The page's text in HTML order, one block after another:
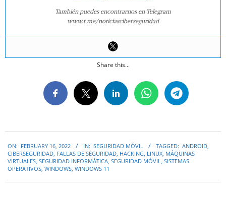
También puedes encontrarnos en Telegram
www.t.me/noticiasciberseguridad
Share this...
02-
16
ON: FEBRUARY 16, 2022 IN: SEGURIDAD MÓVIL TAGGED: ANDROID
CIBERSEGURIDAD FALLAS DE SEGURIDAD HACKING LINUX MÁQUINAS
VIRTUALES SEGURIDAD INFORMÁTICA SEGURIDAD MÓVIL
SISTEMAS
OPERATIVOS WINDOWS WINDOWS 11